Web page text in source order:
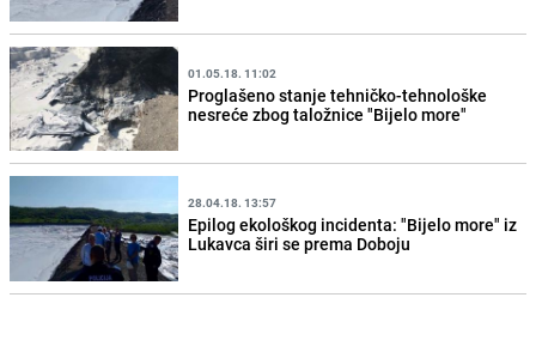
01.05.18. 11:02
Proglašeno stanje tehničko-tehnološke
nesreće zbog taložnice "Bijelo more"
28.04.18. 13:57
Epilog ekološkog incidenta: "Bijelo more" iz
Lukavca širi se prema Doboju